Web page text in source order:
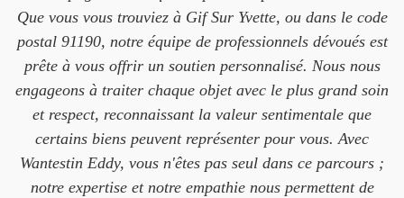
Que vous vous trouviez à Gif Sur Yvette, ou dans le code
postal 91190, notre équipe de professionnels dévoués est
prête à vous offrir un soutien personnalisé. Nous nous
engageons à traiter chaque objet avec le plus grand soin
et respect, reconnaissant la valeur sentimentale que
certains biens peuvent représenter pour vous. Avec
Wantestin Eddy, vous n'êtes pas seul dans ce parcours ;
notre expertise et notre empathie nous permettent de